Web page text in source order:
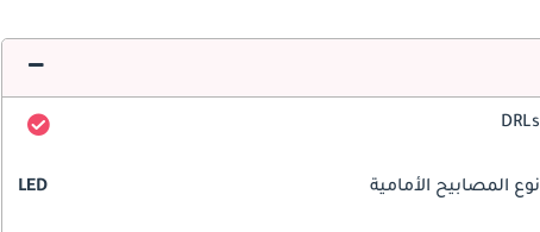
DRLs
نوع المصابيح الأمامية LED